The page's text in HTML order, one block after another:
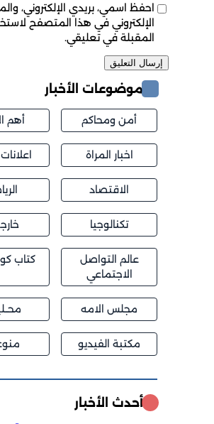
احفظ اسمي، بريدي الإلكتروني،
الإلكتروني في هذا المتصفح
المقبلة في تعليقي.
موضوعات الأخبار
أمن ومحاكم أهم
اخبار المراة
الاقتصاد
تكنالوجيا
عالم التواصل
الاجتماعي
كتاب
مجلس الامه
مكتبة الفيديو
أحدث الأخبار